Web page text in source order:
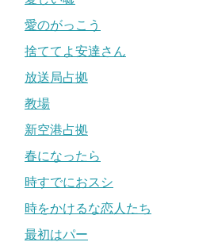
愛のがっこう
捨ててよ安達さん
放送局占拠
教場
新空港占拠
春になったら
時すでにおスシ
時をかけるな恋人たち
最初はパー